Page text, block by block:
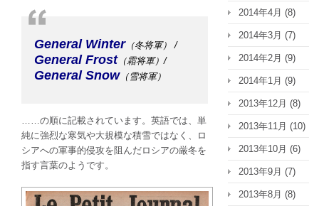
General Winter（冬将軍） /
General Frost（霜将軍）/
General Snow（雪将軍）
……の順に記載されています。英語では、単
純に強烈な寒気や大規模な積雪ではなく、
ロ
シアへの軍事的侵攻を阻んだロシアの厳冬を
指す言葉のようです。
2014年4月 (8)
2014年3月 (7)
2014年2月 (9)
2014年1月 (9)
2013年12月 (8)
2013年11月 (10)
2013年10月 (6)
2013年9月 (7)
2013年8月 (8)